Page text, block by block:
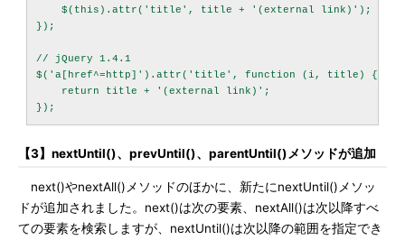
    $(this).attr('title', title + '(external link)');
});
// jQuery 1.4.1
$('a[href^=http]').attr('title', function (i, title) {
    return title + '(external link)';
【3】nextUntil()、prevUntil()、parentUntil()メソッドが追加
next()やnextAll()メソッドのほかに、新たにnextUntil()メソッ
ドが追加されました。next()は次の要素、nextAll()は次以降すべ
ての要素を検索しますが、nextUntil()は次以降の範囲を指定でき